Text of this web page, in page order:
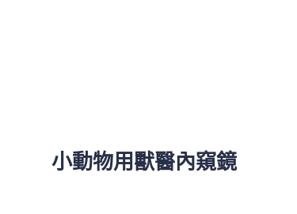
小動物用獸醫內窺鏡